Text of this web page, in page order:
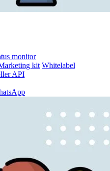
monitor
kit Whitelabel
API